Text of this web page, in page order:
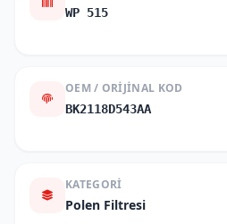
WP 515
OEM / ORIJINAL KOD
BK2118D543AA
KATEGORI
Polen Filtresi